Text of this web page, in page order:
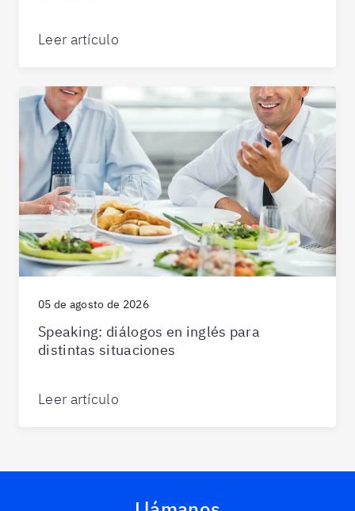
Leer artículo
05 de agosto de 2026
Speaking: diálogos en inglés para
distintas situaciones
Leer artículo